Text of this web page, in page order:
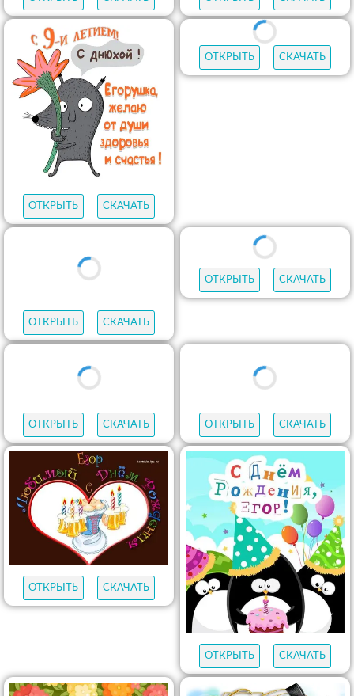
918открыток
С ДНЕМ
РОЖДЕНИЯ БРАТУ
ОТКРЫТЬ СКАЧАТЬ
ОТКРЫТЬ СКАЧАТЬ ОТКРЫТЬ СКАЧАТЬ
ОТКРЫТЬ СКАЧАТЬ
ОТКРЫТЬ СКАЧАТЬ